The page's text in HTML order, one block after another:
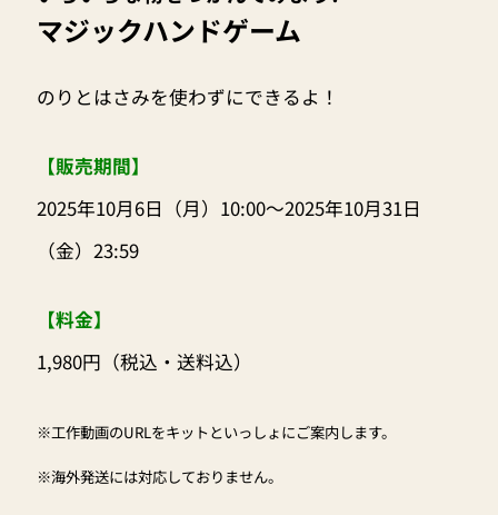
マジックハンドゲーム
のりとはさみを使わずにできるよ！
【販売期間】
2025年10月6日（月）10:00～2025年10月31日
（金）23:59
【料金】
1,980円（税込・送料込）
※工作動画のURLをキットといっしょにご案内します。
※海外発送には対応しておりません。